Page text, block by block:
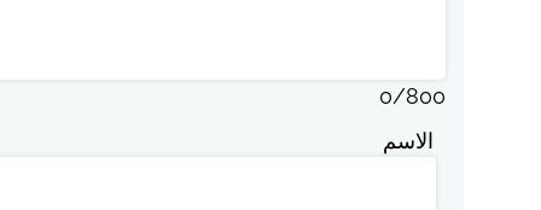
0/800
الاسم